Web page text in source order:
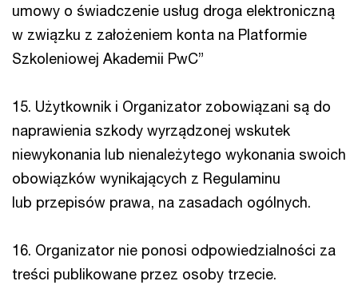
umowy o świadczenie usług droga elektroniczną
w związku z założeniem konta na Platformie
Szkoleniowej Akademii PwC”
15. Użytkownik i Organizator zobowiązani są do
naprawienia szkody wyrządzonej wskutek
niewykonania lub nienależytego wykonania swoich
obowiązków wynikających z Regulaminu
lub przepisów prawa, na zasadach ogólnych.
16. Organizator nie ponosi odpowiedzialności za
treści publikowane przez osoby trzecie.